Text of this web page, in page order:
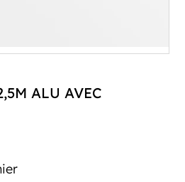
ALU AVEC